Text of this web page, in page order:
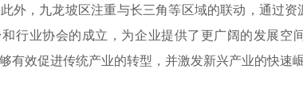
外，九龙坡区注重与长三角等区域的联动，通过资
行业协会的成立，为企业提供了更广阔的发展空
有效促进传统产业的转型，并激发新兴产业的快速